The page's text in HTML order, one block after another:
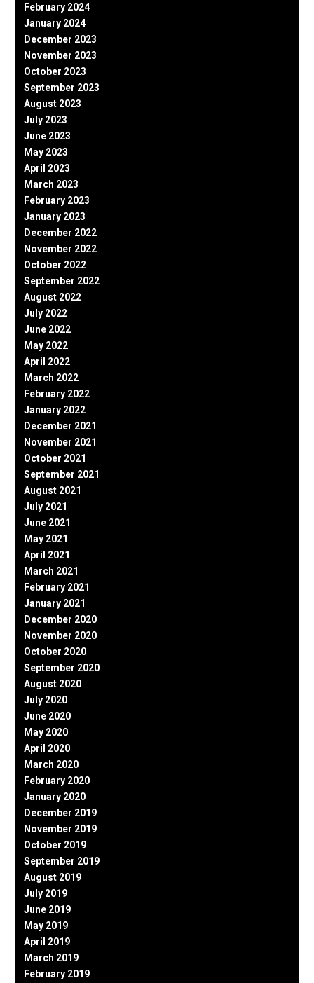
February 2024
January 2024
December 2023
November 2023
October 2023
September 2023
August 2023
July 2023
June 2023
May 2023
April 2023
March 2023
February 2023
January 2023
December 2022
November 2022
October 2022
September 2022
August 2022
July 2022
June 2022
May 2022
April 2022
March 2022
February 2022
January 2022
December 2021
November 2021
October 2021
September 2021
August 2021
July 2021
June 2021
May 2021
April 2021
March 2021
February 2021
January 2021
December 2020
November 2020
October 2020
September 2020
August 2020
July 2020
June 2020
May 2020
April 2020
March 2020
February 2020
January 2020
December 2019
November 2019
October 2019
September 2019
August 2019
July 2019
June 2019
May 2019
April 2019
March 2019
February 2019